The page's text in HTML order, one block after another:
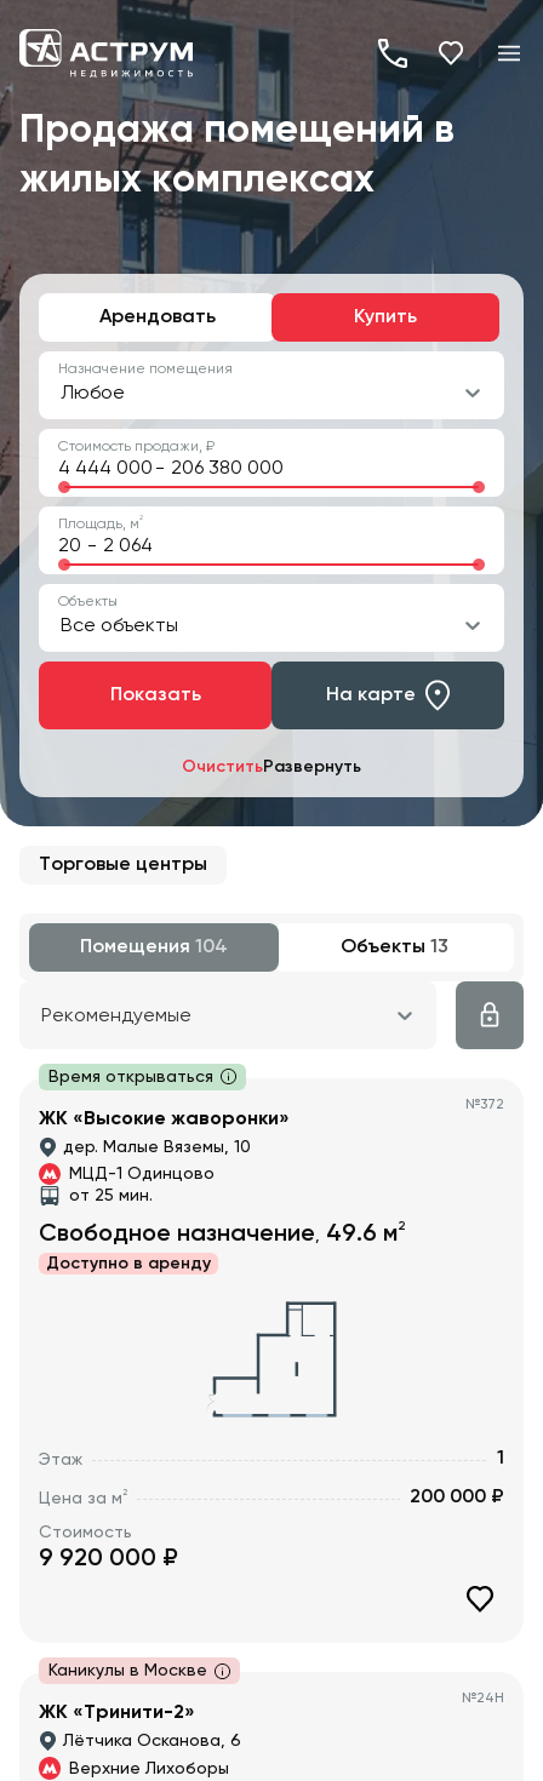
+7
(495)
260-
19-
Продажа помещений в
жилых комплексах
Арендовать Купить
ОчиститьРазвернуть
Назначение помещения
Любое
Стоимость продажи, ₽
-
Площадь, м2
-
Объекты
Все объекты
Показать На карте
Торговые центры
Помещения 104 Объекты 13
Рекомендуемые
Время открываться
№372
ЖК «Высокие жаворонки»
дер. Малые Вяземы, 10
МЦД-1 Одинцово
от 25 мин.
Свободное назначение, 49.6 м2
Доступно в аренду
Этаж 1
Цена за м2 200 000 ₽
Стоимость
9 920 000 ₽
Каникулы в Москве
№24Н
ЖК «Тринити-2»
Лётчика Осканова, 6
Верхние Лихоборы